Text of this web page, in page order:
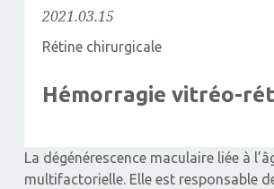
2021.03.15
Rétine chirurgicale
Hémorragie vitréo-
La dégénérescence maculaire liée à
multifactorielle. Elle est responsable